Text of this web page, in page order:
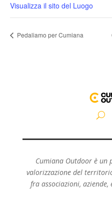
Visualizza il sito del Luogo
Pedaliamo per Cumiana
Cumiana Outdoor è
valorizzazione del
fra associazioni,